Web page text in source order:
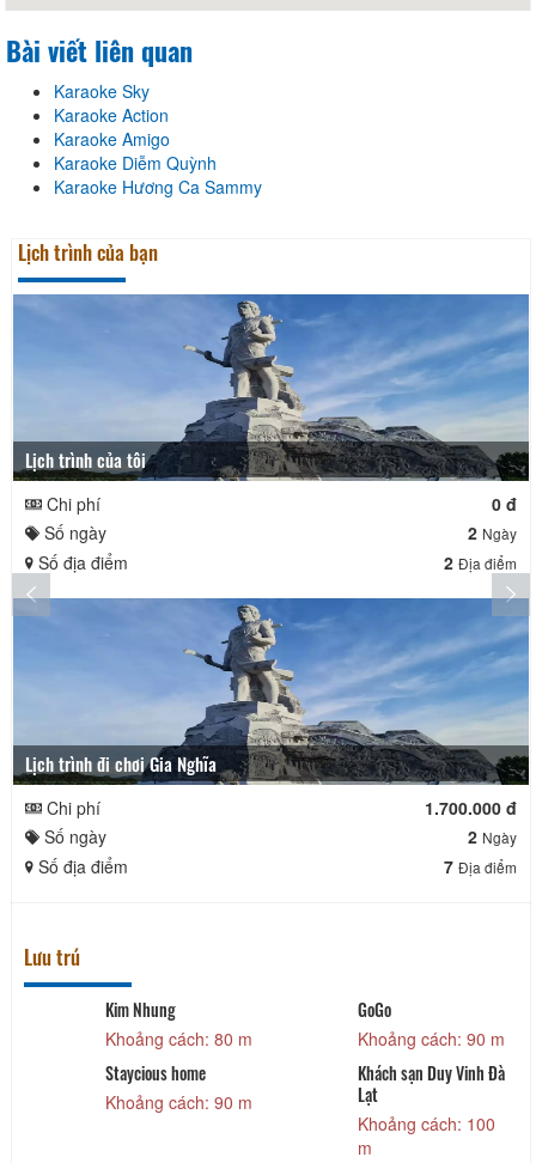
Bài viết liên quan
Karaoke Sky
Karaoke Action
Karaoke Amigo
Karaoke Diễm Quỳnh
Karaoke Hương Ca Sammy
Lịch trình của bạn
Lịch trình của tôi
Chi phí
0 đ
Số ngày
2 Ngày
Số địa điểm 2 Địa điểm
Lịch trình đi chơi Gia Nghĩa
Chi phí
1.700.000 đ
Số ngày
2 Ngày
Số địa điểm 7 Địa điểm
Lưu trú
Kim Nhung
Khoảng cách: 80 m
GoGo
Khoảng cách: 90 m
Staycious home
Khoảng cách: 90 m
Khách sạn Duy Vinh Đà
Lạt
Khoảng cách: 100
m